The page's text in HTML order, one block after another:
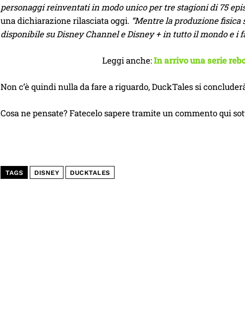
personaggi reinventati in modo unico per tre stagioni di 75
una dichiarazione rilasciata oggi. “Mentre la produzione
disponibile su Disney Channel e Disney + in tutto il mondo e i
Leggi anche:In arrivo una serie
Non c’è quindi nulla da fare a riguardo, DuckTales si
Cosa ne pensate? Fatecelo sapere tramite un commento qui
TAGS DISNEY DUCKTALES